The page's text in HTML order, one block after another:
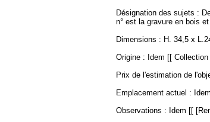
Désignation des sujets :
n° est la gravure en bois
Dimensions : H. 34,5 x
Origine : Idem [[ Collection
Prix de l'estimation de
Emplacement actuel :
Observations : Idem [[